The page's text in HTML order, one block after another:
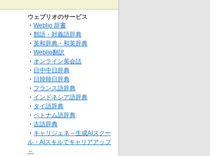
ウェブリオのサービス
・ Weblio 辞書
・ 類語・対義語辞典
・ 英和辞典・和英辞典
・ Weblio翻訳
・ オンライン英会話
・ 日中中日辞典
・ 日韓韓日辞典
・ フランス語辞典
・ インドネシア語辞典
・ タイ語辞典
・ ベトナム語辞典
・ 古語辞典
・ キャリジェネ～生成AIスクー
ル・AIスキルでキャリアアップ
～